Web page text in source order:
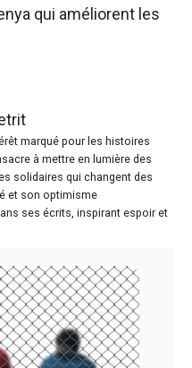
qui améliorent les
marqué pour les histoires
à mettre en lumière des
solidaires qui changent des
et son optimisme
ses écrits, inspirant espoir et